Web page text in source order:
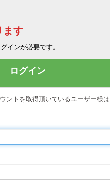
ます
インが必要です。
ログイン
ントを取得頂いているユーザー様